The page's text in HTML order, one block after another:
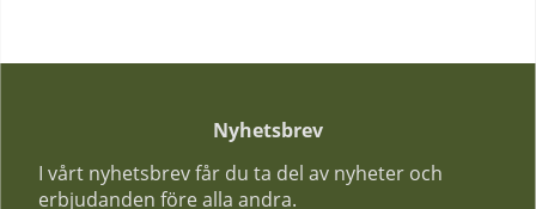
Nyhetsbrev
I vårt nyhetsbrev får du ta del av nyheter och
erbjudanden före alla andra.